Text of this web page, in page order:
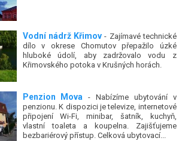
Vodní nádrž Křimov - Zajímavé technické
dílo v okrese Chomutov přepažilo úzké
hluboké údolí, aby zadržovalo vodu z
Křimovského potoka v Krušných horách.
Penzion Mova - Nabízíme ubytování v
penzionu. K dispozici je televize, internetové
připojení Wi-Fi, minibar, šatník, kuchyň,
vlastní toaleta a koupelna. Zajišťujeme
bezbariérový přístup. Celková ubytovací...